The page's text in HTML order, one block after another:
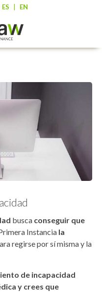
ES EN
busca conseguir que
Instancia la
regirse por sí misma y la
de incapacidad
y crees que